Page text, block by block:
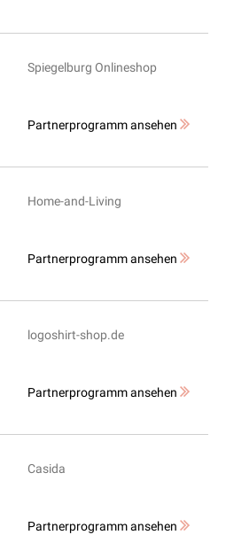
Spiegelburg Onlineshop
Partnerprogramm ansehen
Home-and-Living
Partnerprogramm ansehen
logoshirt-shop.de
Partnerprogramm ansehen
Casida
Partnerprogramm ansehen